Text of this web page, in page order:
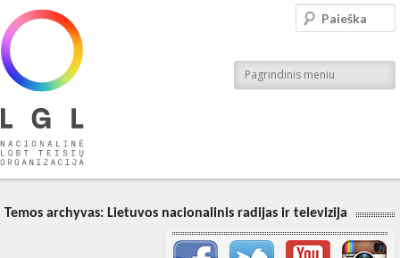
Nacionalinė LGBT teisių organizacija
Pagrindinis meniu
Paieška
Temos archyvas: Lietuvos nacionalinis radijas ir televizija
Svarbių įrašų meniu